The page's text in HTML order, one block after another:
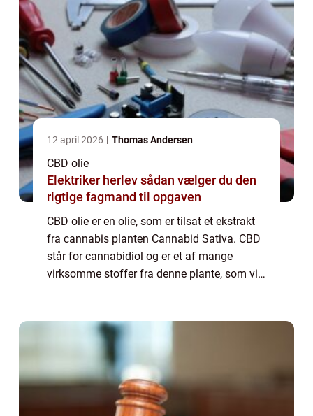
12 april 2026 Thomas Andersen
CBD olie
Elektriker herlev sådan vælger du den
rigtige fagmand til opgaven
CBD olie er en olie, som er tilsat et ekstrakt
fra cannabis planten Cannabid Sativa. CBD
står for cannabidiol og er et af mange
virksomme stoffer fra denne plante, som vi